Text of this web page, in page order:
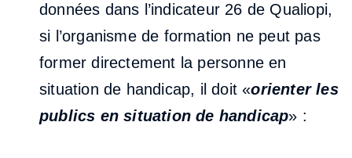
données dans l’indicateur 26 de Qualiopi,
si l’organisme de formation ne peut pas
former directement la personne en
situation de handicap, il doit «orienter les
publics en situation de handicap» :